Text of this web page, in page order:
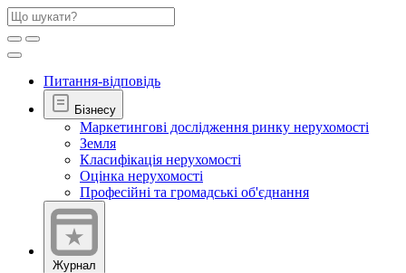
Питання-відповідь
Бізнесу
Маркетингові дослідження ринку нерухомості
Земля
Класифікація нерухомості
Оцінка нерухомості
Професійні та громадські об'єднання
Журнал